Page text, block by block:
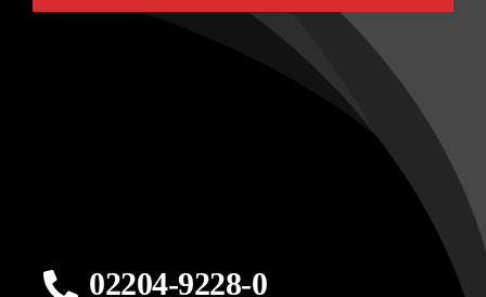
02204-9228-0